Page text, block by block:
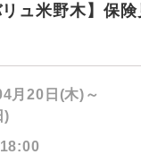
リュ米野木】保
月20日(木)～
)